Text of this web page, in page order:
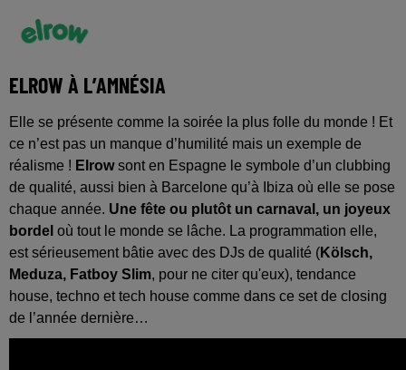
ELROW À L’AMNÉSIA
Elle se présente comme la soirée la plus folle du monde ! Et
ce n’est pas un manque d’humilité mais un exemple de
réalisme ! Elrowsont en Espagne le symbole d’un clubbing
de qualité, aussi bien à Barcelone qu’à Ibiza où elle se pose
chaque année. Une fête ou plutôt un carnaval, un joyeux
bordel où tout le monde se lâche. La programmation elle,
est sérieusement bâtie avec des DJs de qualité (Kölsch,
Meduza, Fatboy Slim, pour ne citer qu'eux), tendance
house, techno et tech house comme dans ce set de closing
de l’année dernière…